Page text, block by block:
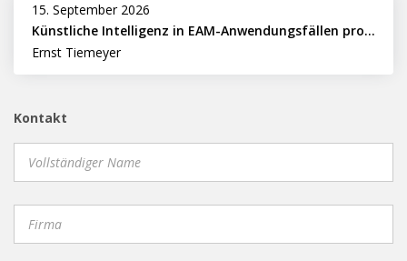
15. September 2026
Künstliche Intelligenz in EAM-Anwendungsfällen professionell nutzen
Ernst Tiemeyer
Kontakt